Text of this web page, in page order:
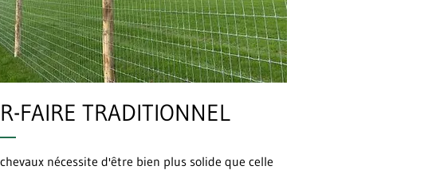
FAIRE TRADITIONNEL
nécessite d'être bien plus solide que celle